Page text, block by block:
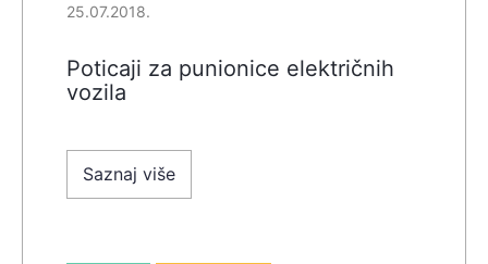
25.07.2018.
Poticaji za punionice električnih
vozila
Saznaj više